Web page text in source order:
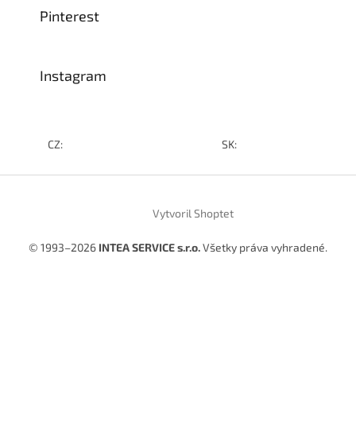
Pinterest
Instagram
CZ: SK:
Vytvoril Shoptet
© 1993–2026 INTEA SERVICE s.r.o.Všetky práva vyhradené.